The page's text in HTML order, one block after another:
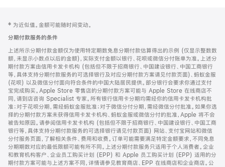
页
页
脚
注
‡ 为近似值。金额可能随时间变动。
分期付款服务的条件
上述所示分期付款金额仅为使用特定期数免息分期付款估算得出的示例 (仅显示整数数
额，未显示小数点以后的金额)，实际支付金额以银行、花呗或微信分付账单为准。上述分
期付款方案由信用卡发卡机构 (包括但不限于招商银行、中国建设银行、中国工商银行
等，具体支持分期付款服务的可选择银行及对应分期付款方案请见付款页面)、蚂蚁金服
(花呗) 以及微信分付面向符合条件的中国大陆居民提供。部分银行会要求你通过支付
宝完成购买。Apple Store 零售店的分期付款方案可能与 Apple Store 在线商店不
同，请到店咨询 Specialist 专家。所有银行信用卡分期均需经你的信用卡发卡机构批
准；对于花呗分期，需经蚂蚁金服批准；对于微信分付分期，需经微信分付批准。如果你选
择的分期付款方案未获得信用卡发卡机构、蚂蚁金服或微信分付的批准，Apple 将不会
被告知原因。请参阅信用卡发卡机构 (包括但不限于招商银行、中国建设银行、中国工商
银行等，具体支持分期付款服务的可选择银行请见付款页面) 网站、支付宝网站和微信
分付服务页面，了解相关条件、费用和收费。订单可能需要满足特定金额要求，不同免息
分期期数对应的最低限额可能有所不同。上述分期付款服务只适用于个人消费者。企业
和教育机构客户、企业员工购买计划 (EPP) 和 Apple 员工购买计划 (EPP) 适用的分
期付款方案可能与上述方案不同，详情请参见教育商店、EPP 在线商店和企业商店。公